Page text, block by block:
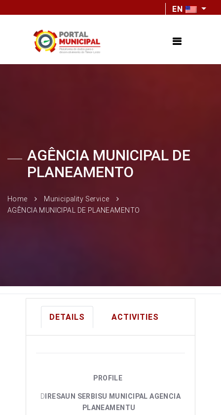
EN
AGÊNCIA MUNICIPAL DE
PLANEAMENTO
Home
Municipality Service
AGÊNCIA MUNICIPAL DE PLANEAMENTO
DETAILS ACTIVITIES
PROFILE
D IRESAUN SERBISU MUNICIPAL AGENCIA
PLANEAMENTU